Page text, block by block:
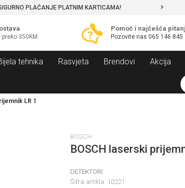
PLAĆANJE PLATNIM KARTICAMA!
350KM.
Pomoć i najčešća
Pozovite nas 065 146 845
tehnika Rasvjeta Brendovi Akcija
LR 1
BOSCH
BOSCH laserski
DETEKTORI
Šifra artikla: 10221